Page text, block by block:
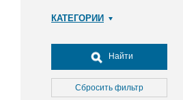
КАТЕГОРИИ
Досуг, туризм и отдых
Культура
Медицина
Найти
Сбросить фильтр